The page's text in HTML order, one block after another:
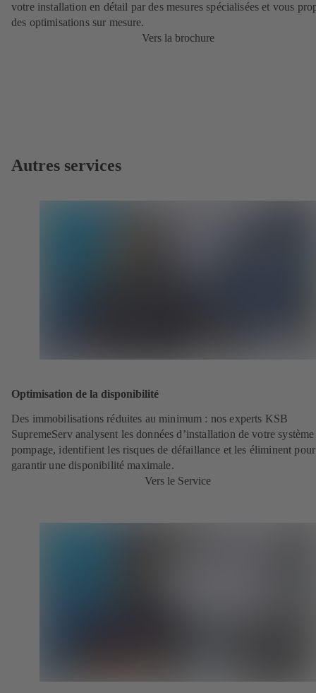
votre installation en détail par des mesures spécialisées et vous
des optimisations sur mesure.
Vers la brochure
Autres services
Optimisation de la disponibilité
Des immobilisations réduites au minimum : nos experts KSB
SupremeServ analysent les données d’installation de votre
pompage, identifient les risques de défaillance et les éliminent pour
garantir une disponibilité maximale.
Vers le Service